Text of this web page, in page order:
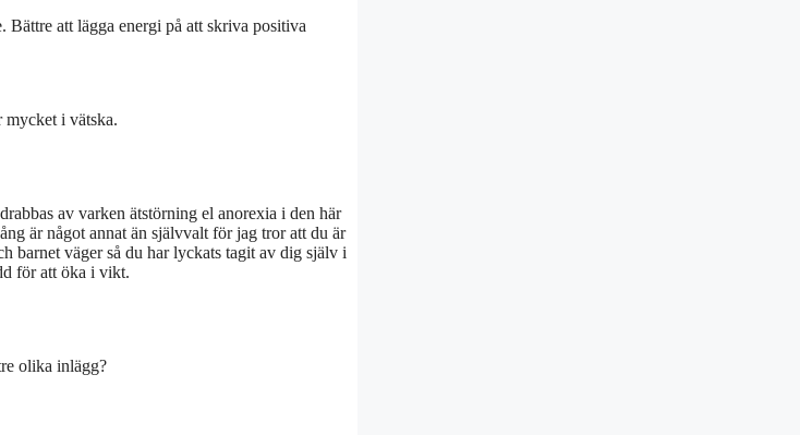
att lägga energi på att skriva positiva
mycket i vätska.
av varken ätstörning el anorexia i den här
är något annat än självvalt för jag tror att du är
barnet väger så du har lyckats tagit av dig själv i
för att öka i vikt.
olika inlägg?